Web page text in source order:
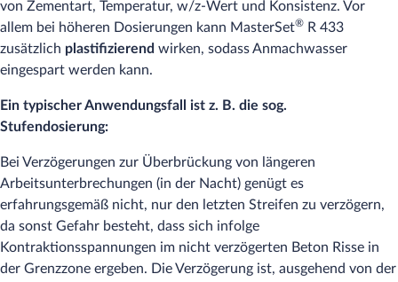
von Zementart, Temperatur, w/z-Wert und Konsistenz. Vor
allem bei höheren Dosierungen kann MasterSet® R 433
zusätzlich plastifizierend wirken, sodass Anmachwasser
eingespart werden kann.
Ein typischer Anwendungsfall ist z. B. die sog.
Stufendosierung:
Bei Verzögerungen zur Überbrückung von längeren
Arbeitsunterbrechungen (in der Nacht) genügt es
erfahrungsgemäß nicht, nur den letzten Streifen zu verzögern,
da sonst Gefahr besteht, dass sich infolge
Kontraktionsspannungen im nicht verzögerten Beton Risse in
der Grenzzone ergeben. Die Verzögerung ist, ausgehend von der